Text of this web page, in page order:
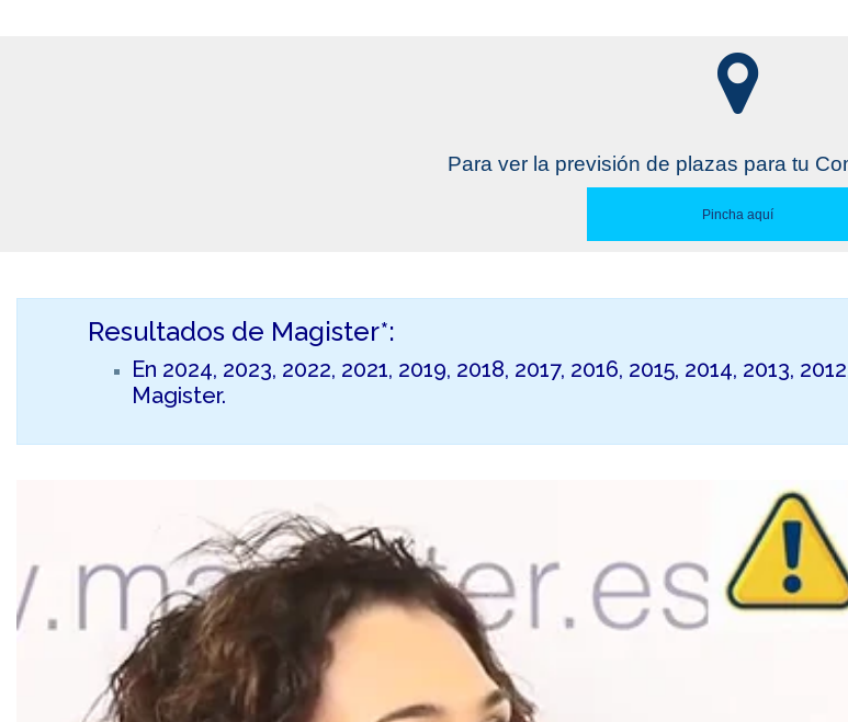
Para ver la previsión de plazas para tu
Pincha aquí
Resultados de Magister*:
En 2024, 2023, 2022, 2021, 2019, 2018, 2017, 2016, 2015, 2014, 2013,
Magister.